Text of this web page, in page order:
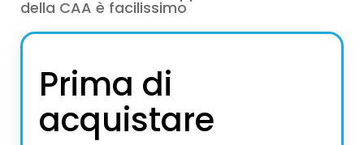
della CAA è facilissimo
Prima di
acquistare